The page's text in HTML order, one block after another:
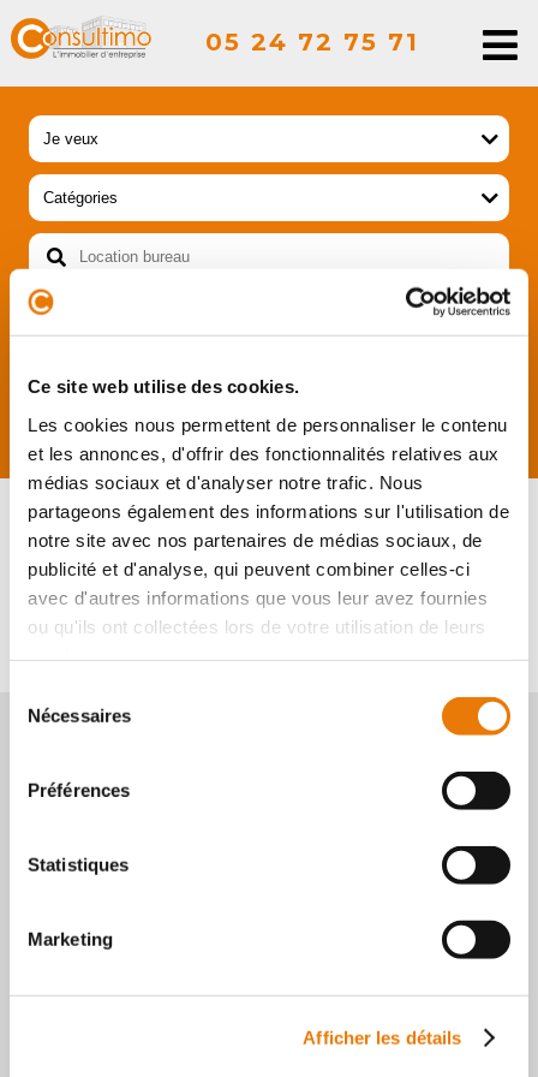
Ce site web utilise des cookies.
Les cookies nous permettent de personnaliser le contenu
et les annonces, d'offrir des fonctionnalités relatives aux
médias sociaux et d'analyser notre trafic. Nous
partageons également des informations sur l'utilisation de
notre site avec nos partenaires de médias sociaux, de
publicité et d'analyse, qui peuvent combiner celles-ci
avec d'autres informations que vous leur avez fournies
ou qu'ils ont collectées lors de votre utilisation de leurs
Nécessaires
Préférences
Statistiques
Marketing
Afficher les détails
05 24 72 75 71
RECHERCHER
SIGNER UN COMPROMIS DE
VENTE